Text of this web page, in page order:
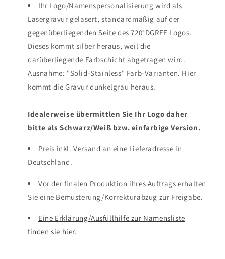
Ihr Logo/Namenspersonalisierung wird als
Lasergravur gelasert, standardmäßig auf der
gegenüberliegenden Seite des 720°DGREE Logos.
Dieses kommt silber heraus, weil die
darüberliegende Farbschicht abgetragen wird.
Ausnahme: "Solid-Stainless" Farb-Varianten. Hier
kommt die Gravur dunkelgrau heraus.
Idealerweise übermittlen Sie Ihr Logo daher
bitte als Schwarz/Weiß bzw. einfarbige Version.
Preis inkl. Versand an eine Lieferadresse in
Deutschland.
Vor der finalen Produktion ihres Auftrags erhalten
Sie eine Bemusterung/Korrekturabzug zur Freigabe.
Eine Erklärung/Ausfüllhilfe zur Namensliste
finden sie hier.